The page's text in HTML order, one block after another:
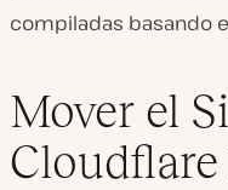
compiladas basando
Mover el